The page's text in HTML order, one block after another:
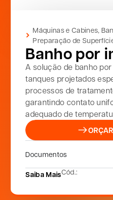
Máquinas e Cabines,
Preparação de
Banho por
A solução de banho
tanques projetados
processos de
garantindo contato
adequado de
Documentos
Saiba MaisCód.: